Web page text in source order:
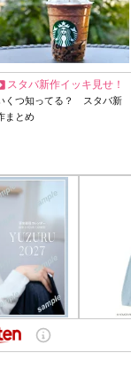
スタバ新作イッキ見せ！
くつ知ってる？ スタバ新
まとめ